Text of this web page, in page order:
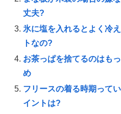
丈夫?
氷に塩を入れるとよく冷
トなの?
お茶っぱを捨てるのはも
め
フリースの着る時期って
イントは?